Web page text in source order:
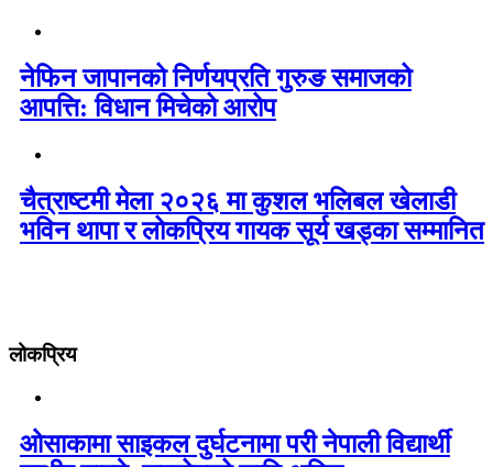
नेफिन जापानको निर्णयप्रति गुरुङ समाजको
आपत्ति: विधान मिचेको आरोप
चैत्राष्टमी मेला २०२६ मा कुशल भलिबल खेलाडी
भविन थापा र लोकप्रिय गायक सूर्य खड्का सम्मानित
लोकप्रिय
ओसाकामा साइकल दुर्घटनामा परी नेपाली विद्यार्थी